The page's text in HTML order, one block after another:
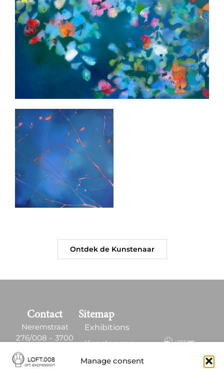
Manage consent
Ontdek de Kunstenaar
Contact
Neremstraat
276/008 – 3700
+32 497 58 64 02
Sitemap
Exhibitions
Kunstenaars
Kunst Ruimte